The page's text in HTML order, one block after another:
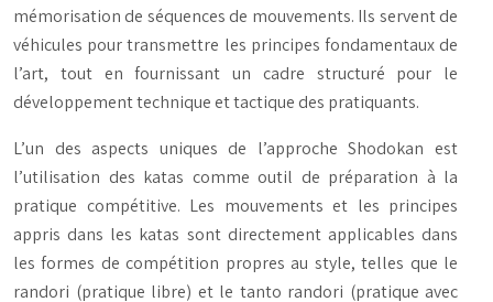
mémorisation de séquences de mouvements. Ils servent de
véhicules pour transmettre les principes fondamentaux de
l’art, tout en fournissant un cadre structuré pour le
développement technique et tactique des pratiquants.
L’un des aspects uniques de l’approche Shodokan est
l’utilisation des katas comme outil de préparation à la
pratique compétitive. Les mouvements et les principes
appris dans les katas sont directement applicables dans
les formes de compétition propres au style, telles que le
randori (pratique libre) et le tanto randori (pratique avec